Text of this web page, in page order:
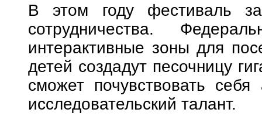
В этом году фестиваль
сотрудничества.
интерактивные зоны для
детей создадут песочницу
сможет почувствовать
исследовательский талант.